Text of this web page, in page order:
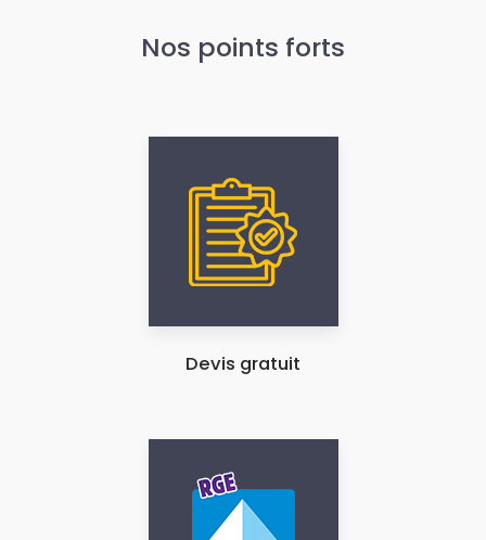
Nos points forts
Devis gratuit